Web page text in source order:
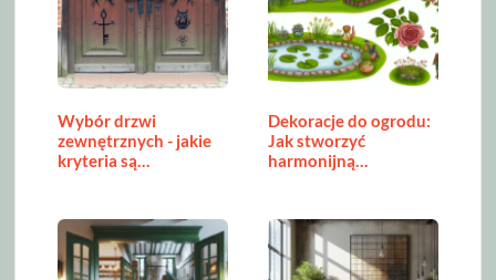
Wybór drzwi
zewnętrznych - jakie
kryteria są…
Dekoracje do ogrodu:
Jak stworzyć
harmonijną…